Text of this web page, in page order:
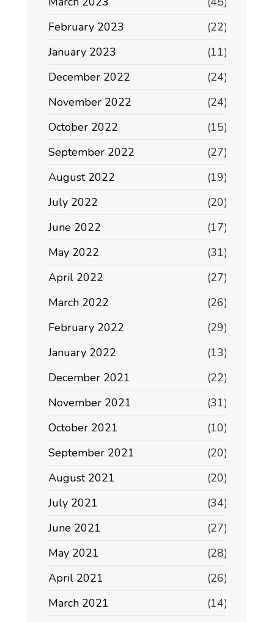
February 2023
(22)
January 2023
(11)
December 2022
(24)
November 2022
(24)
October 2022
(15)
September 2022
(27)
August 2022
(19)
July 2022
(20)
June 2022
(17)
May 2022
(31)
April 2022
(27)
March 2022
(26)
February 2022
(29)
January 2022
(13)
December 2021
(22)
November 2021
(31)
October 2021
(10)
September 2021
(20)
August 2021
(20)
July 2021
(34)
June 2021
(27)
May 2021
(28)
April 2021
(26)
March 2021
(14)